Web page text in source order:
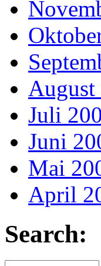
August
Juli
Juni
Mai
April
Search: